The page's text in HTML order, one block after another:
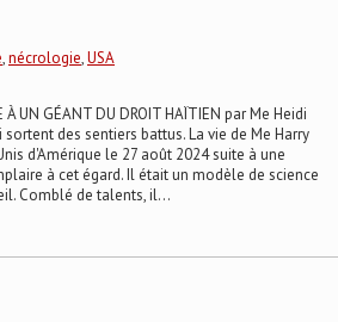
,nécrologie,USA
À UN GÉANT DU DROIT HAÏTIEN par Me Heidi
des sentiers battus. La vie de Me Harry
d'Amérique le 27 août 2024 suite à une
à cet égard. Il était un modèle de science
Comblé de talents, il...